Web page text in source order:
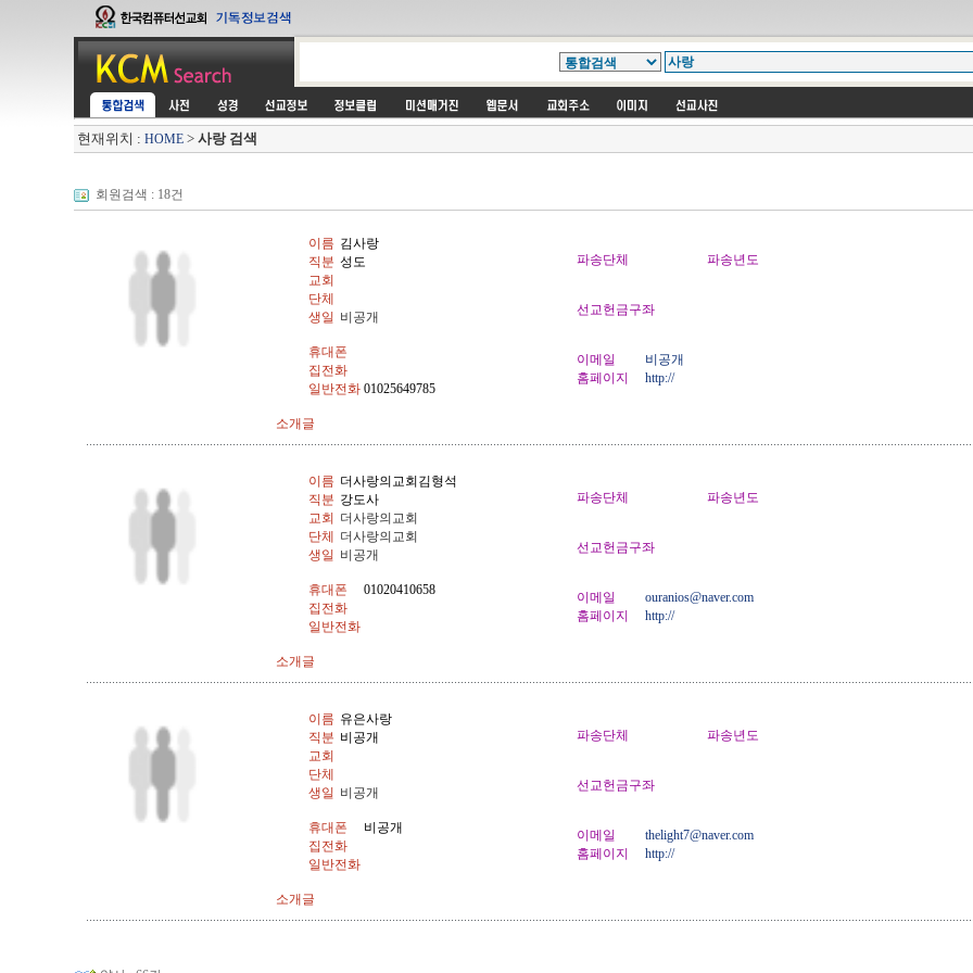
현재위치 : HOME> 사랑 검색
회원검색 : 18건
이름 김사랑
직분 성도
교회
단체
생일 비공개
휴대폰
집전화
일반전화 01025649785
파송단체 파송년도
선교헌금구좌
이메일
비공개
홈페이지
http://
소개글
이름 더사랑의교회김형석
직분 강도사
교회
더사랑의교회
단체
더사랑의교회
생일 비공개
휴대폰
01020410658
집전화
일반전화
파송단체 파송년도
선교헌금구좌
이메일
ouranios@naver.com
홈페이지
http://
소개글
이름 유은사랑
직분 비공개
교회
단체
생일 비공개
휴대폰
비공개
집전화
일반전화
파송단체 파송년도
선교헌금구좌
이메일
thelight7@naver.com
홈페이지
http://
소개글